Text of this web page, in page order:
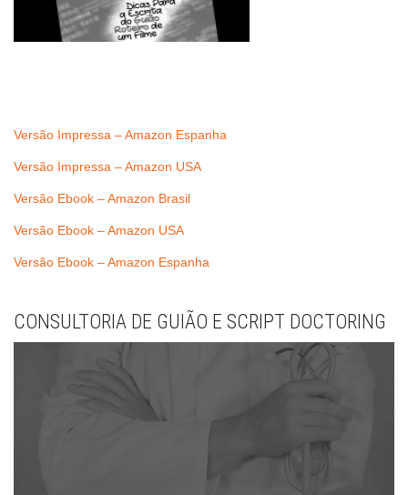
Versão Impressa – Amazon Espanha
Versão Impressa – Amazon USA
Versão Ebook – Amazon Brasil
Versão Ebook – Amazon USA
Versão Ebook – Amazon Espanha
CONSULTORIA DE GUIÃO E SCRIPT DOCTORING